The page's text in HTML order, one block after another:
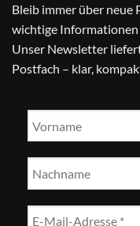
Bleib immer über neue
wichtige Informationen
Unser Newsletter
Postfach – klar,